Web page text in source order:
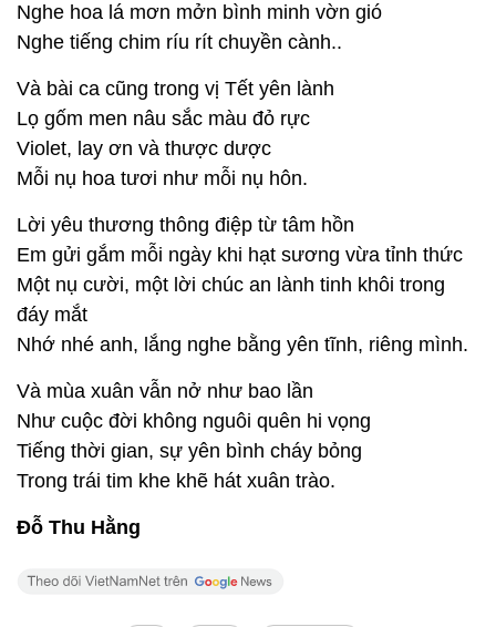
Nghe hoa lá mơn mởn bình minh vờn gió
Nghe tiếng chim ríu rít chuyền cành..
Và bài ca cũng trong vị Tết yên lành
Lọ gốm men nâu sắc màu đỏ rực
Violet, lay ơn và thược dược
Mỗi nụ hoa tươi như mỗi nụ hôn.
Lời yêu thương thông điệp từ tâm hồn
Em gửi gắm mỗi ngày khi hạt sương vừa tỉnh thức
Một nụ cười, một lời chúc an lành tinh khôi trong
đáy mắt
Nhớ nhé anh, lắng nghe bằng yên tĩnh, riêng mình.
Và mùa xuân vẫn nở như bao lần
Như cuộc đời không nguôi quên hi vọng
Tiếng thời gian, sự yên bình cháy bỏng
Trong trái tim khe khẽ hát xuân trào.
Đỗ Thu Hằng